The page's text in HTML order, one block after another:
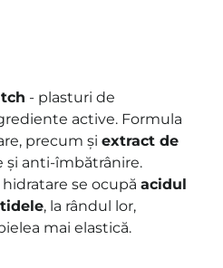
- plasturi de
active. Formula
precum și extract de
anti-îmbătrânire.
hidratare se ocupă acidul
, la rândul lor,
mai elastică.